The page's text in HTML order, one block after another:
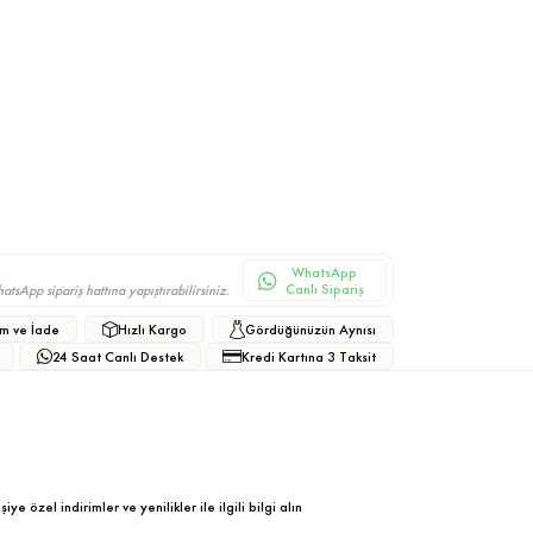
sipariş hattına yapıştırabilirsiniz.
WhatsApp
Canlı Sipariş
ve İade Hızlı Kargo
Gördüğünüzün Aynısı
24 Saat Canlı Destek
Kredi Kartına 3 Taksit
özel indirimler ve yenilikler ile ilgili bilgi alın